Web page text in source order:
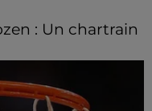
: Un chartrain